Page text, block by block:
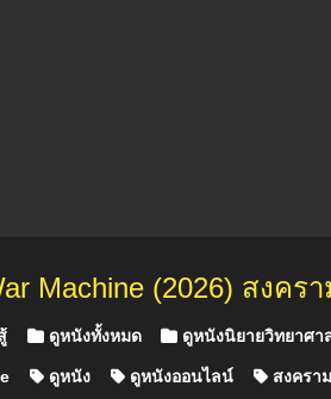
Machine (2026) สงคร
ดูหนังทั้งหมด ดูหนังนิยายวิทยาศา
ดูหนัง ดูหนังออนไลน์ สงครา